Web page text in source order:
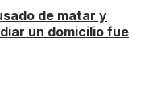
de matar y
un domicilio fue